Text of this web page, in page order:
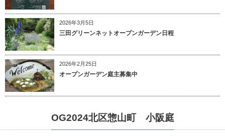
2026年3月5日
三田グリーンネットオープンガーデン日程
2026年2月25日
オープンガーデン庭主募集中
OG2024北区惣山町 小阪庭